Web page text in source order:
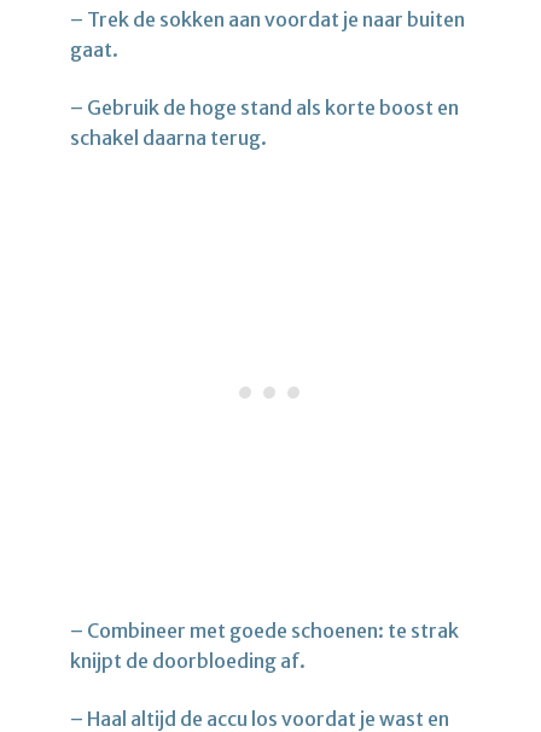
– Trek de sokken aan voordat je naar buiten
gaat.
– Gebruik de hoge stand als korte boost en
schakel daarna terug.
– Combineer met goede schoenen: te strak
knijpt de doorbloeding af.
– Haal altijd de accu los voordat je wast en